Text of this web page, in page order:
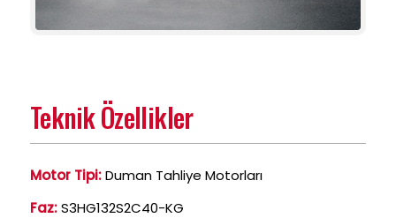
Teknik Özellikler
Motor Tipi:Duman Tahliye Motorları
Faz:S3HG132S2C40-KG